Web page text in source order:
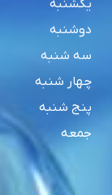
یکشنبه
دوشنبه
سه شنبه
چهار شنبه
پنج شنبه
جمعه